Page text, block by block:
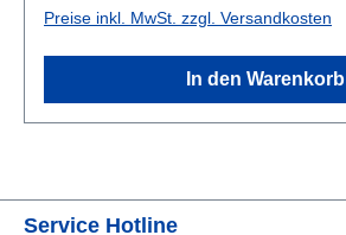
Preise inkl. MwSt. zzgl. Versandkosten
In den Warenkorb
Service Hotline